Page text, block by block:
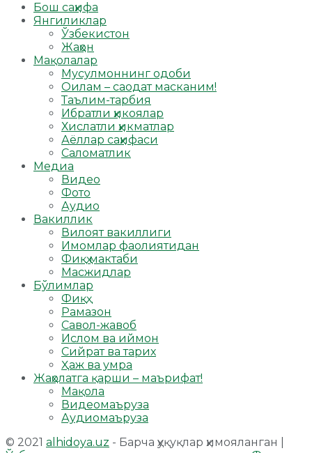
Бош саҳифа
Янгиликлар
Ўзбекистон
Жаҳон
Мақолалар
Мусулмоннинг одоби
Оилам – саодат масканим!
Таълим-тарбия
Ибратли ҳикоялар
Хислатли ҳикматлар
Аёллар саҳифаси
Саломатлик
Медиа
Видео
Фото
Аудио
Вакиллик
Вилоят вакиллиги
Имомлар фаолиятидан
Фиқҳ мактаби
Масжидлар
Бўлимлар
Фиқҳ
Рамазон
Савол-жавоб
Ислом ва иймон
Сийрат ва тарих
Ҳаж ва умра
Жаҳолатга қарши – маърифат!
Мақола
Видеомаъруза
Аудиомаъруза
© 2021 alhidoya.uz - Барча ҳуқуқлар ҳимояланган |